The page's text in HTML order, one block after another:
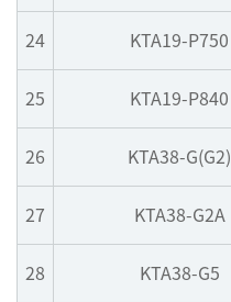
24 KTA19-P750
25 KTA19-P840
26 KTA38-G(G2)
27 KTA38-G2A
28 KTA38-G5